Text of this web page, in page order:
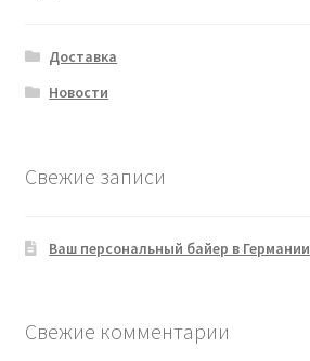
Доставка
Новости
Свежие записи
Ваш персональный байер в Германии
Свежие комментарии